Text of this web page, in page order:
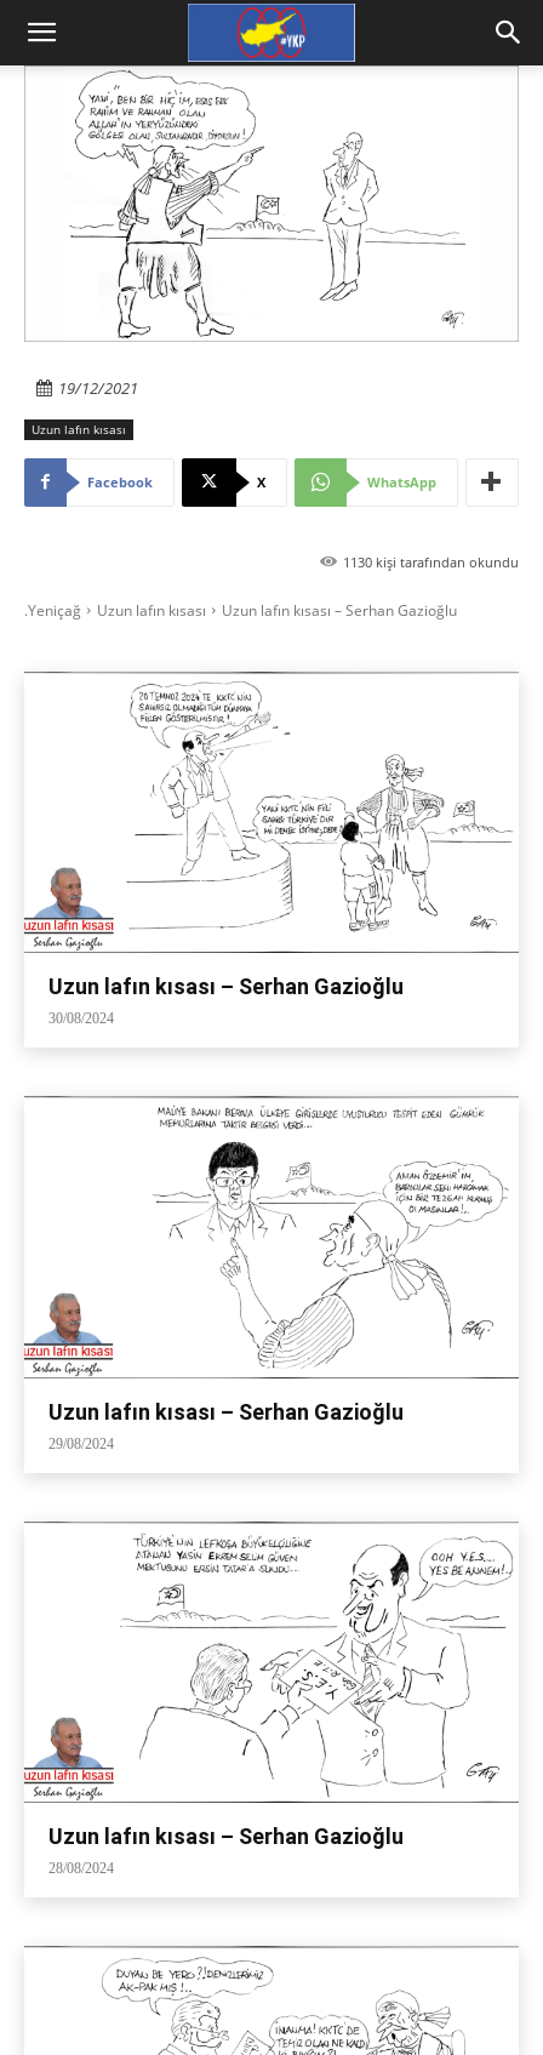
19/12/2021
Uzun lafın kısası
Facebook X WhatsApp
1130 kişi tarafından okundu
.Yeniçağ Uzun lafın kısası Uzun lafın kısası – Serhan Gazioğlu
Uzun lafın kısası – Serhan Gazioğlu
30/08/2024
Uzun lafın kısası – Serhan Gazioğlu
29/08/2024
Uzun lafın kısası – Serhan Gazioğlu
28/08/2024